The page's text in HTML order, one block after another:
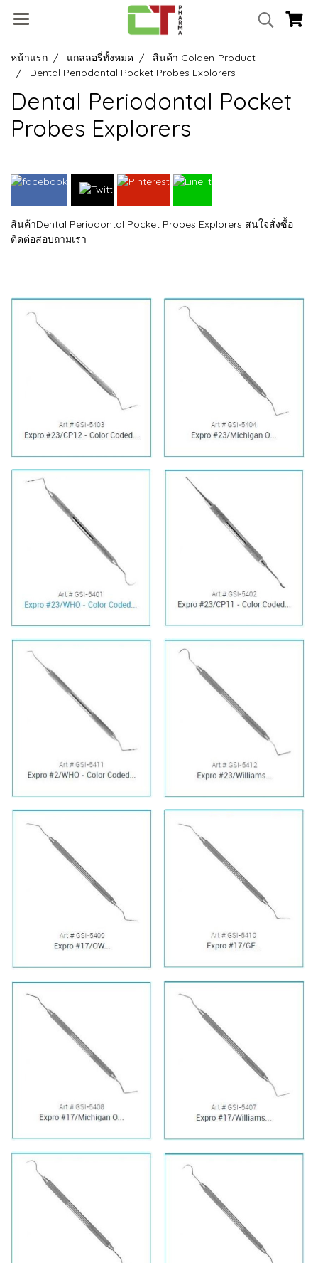
หน้าแรก แกลลอรี่ทั้งหมด
สินค้า Golden-Product
Dental Periodontal Pocket Probes Explorers
Dental Periodontal Pocket
Probes Explorers
สินค้าDental Periodontal Pocket Probes Explorers สนใจสั่งซื้อ
ติดต่อสอบถามเรา